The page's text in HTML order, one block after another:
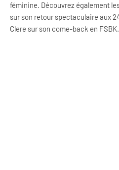
féminine. Découvrez également
sur son retour spectaculaire aux
Clere sur son come-back en FSBK.